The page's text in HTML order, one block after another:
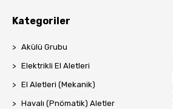
Kategoriler
Akülü Grubu
Elektrikli El Aletleri
El Aletleri (Mekanik)
Havalı (Pnömatik) Aletler